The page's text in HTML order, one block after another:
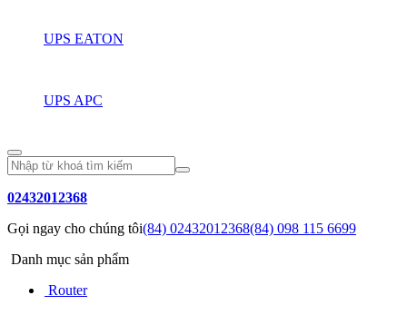
UPS EATON
UPS APC
02432012368
Gọi ngay cho chúng tôi(84) 02432012368(84) 098 115 6699
Danh mục sản phẩm
Router